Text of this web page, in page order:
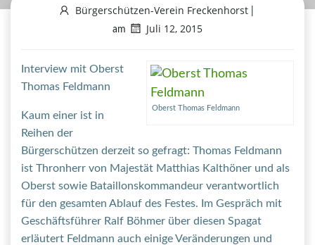
Bürgerschützen-Verein Freckenhorst
am
Juli 12, 2015
Oberst Thomas Feldmann
Interview mit Oberst
Thomas Feldmann
Kaum einer ist in
Reihen der
Bürgerschützen derzeit so gefragt: Thomas Feldmann
ist Thronherr von Majestät Matthias Kalthöner und als
Oberst sowie Bataillonskommandeur verantwortlich
für den gesamten Ablauf des Festes. Im Gespräch mit
Geschäftsführer Ralf Böhmer über diesen Spagat
erläutert Feldmann auch einige Veränderungen und